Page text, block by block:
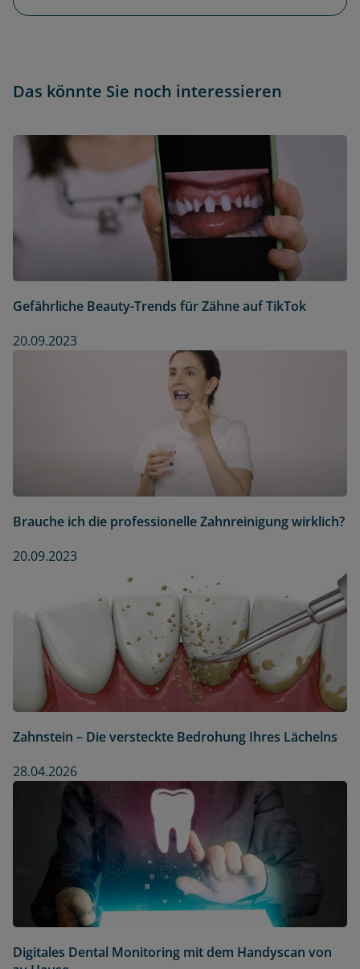
Das könnte Sie noch interessieren
Gefährliche Beauty-Trends für Zähne auf TikTok
20.09.2023
Brauche ich die professionelle Zahnreinigung wirklich?
20.09.2023
Zahnstein – Die versteckte Bedrohung Ihres Lächelns
28.04.2026
Digitales Dental Monitoring mit dem Handyscan von